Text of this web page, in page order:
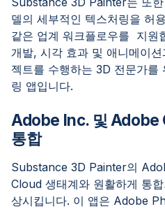
델의 세부적인 텍스처링을 허
같은 업계 워크플로우를 지원
개발, 시각 효과 및 애니메이
젝트를 수행하는 3D 전문가
링 앱입니다.
Adobe Inc. 및 Adobe
통합
Substance 3D Painter의
Cloud 생태계와 원활하게 통
상시킵니다. 이 앱은 Adobe